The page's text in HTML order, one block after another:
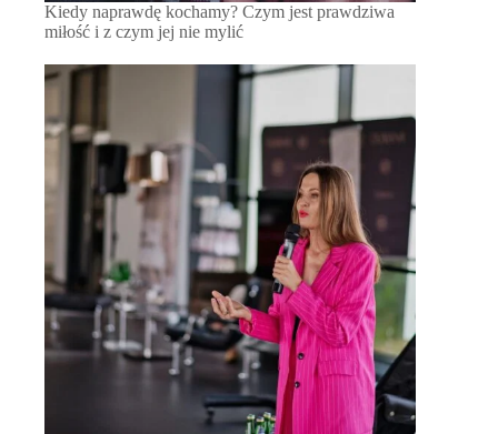
Kiedy naprawdę kochamy? Czym jest prawdziwa
miłość i z czym jej nie mylić